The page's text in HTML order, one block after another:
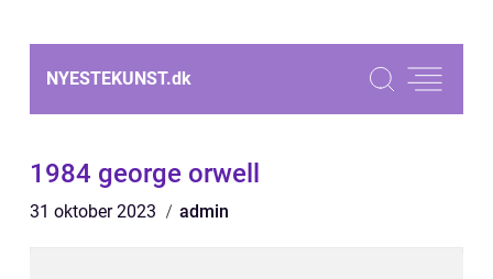
NYESTEKUNST.dk
1984 george orwell
31 oktober 2023 admin